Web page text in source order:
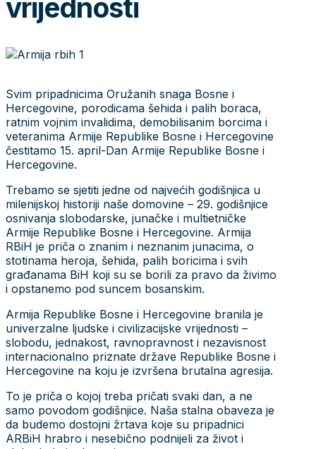
vrijednosti
Svim pripadnicima Oružanih snaga Bosne i
Hercegovine, porodicama šehida i palih boraca,
ratnim vojnim invalidima, demobilisanim borcima i
veteranima Armije Republike Bosne i Hercegovine
čestitamo 15. april-Dan Armije Republike Bosne i
Hercegovine.
Trebamo se sjetiti jedne od najvećih godišnjica u
milenijskoj historiji naše domovine – 29. godišnjice
osnivanja slobodarske, junačke i multietničke
Armije Republike Bosne i Hercegovine. Armija
RBiH je priča o znanim i neznanim junacima, o
stotinama heroja, šehida, palih boricima i svih
građanama BiH koji su se borili za pravo da živimo
i opstanemo pod suncem bosanskim.
Armija Republike Bosne i Hercegovine branila je
univerzalne ljudske i civilizacijske vrijednosti –
slobodu, jednakost, ravnopravnost i nezavisnost
internacionalno priznate države Republike Bosne i
Hercegovine na koju je izvršena brutalna agresija.
To je priča o kojoj treba pričati svaki dan, a ne
samo povodom godišnjice. Naša stalna obaveza je
da budemo dostojni žrtava koje su pripadnici
ARBiH hrabro i nesebično podnijeli za život i